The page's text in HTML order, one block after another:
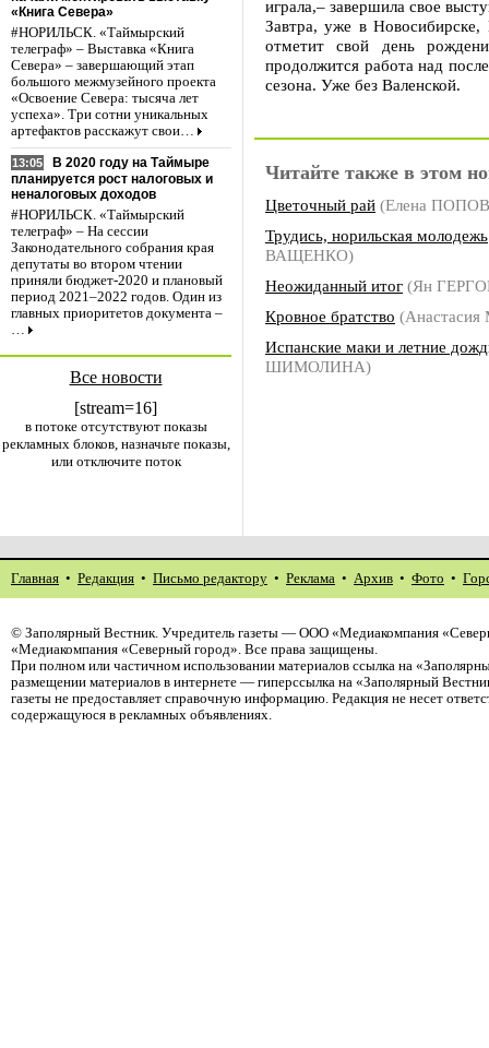
«Книга Севера»
#НОРИЛЬСК. «Таймырский
телеграф» – Выставка «Книга
Севера» – завершающий этап
большого межмузейного проекта
«Освоение Севера: тысяча лет
успеха». Три сотни уникальных
артефактов расскажут свои…
13:05
В 2020 году на Таймыре
планируется рост налоговых и
неналоговых доходов
#НОРИЛЬСК. «Таймырский
телеграф» – На сессии
Законодательного собрания края
депутаты во втором чтении
приняли бюджет-2020 и плановый
период 2021–2022 годов. Один из
главных приоритетов документа –
…
Все новости
[stream=16]
в потоке отсутствуют показы
рекламных блоков, назначьте показы,
или отключите поток
играла,– завершила свое
Завтра, уже в Новосибирске,
отметит свой день
продолжится работа над
сезона. Уже без Валенской.
Читайте также в этом
Цветочный рай (Елена
Трудись, норильская молодежь
ВАЩЕНКО)
Неожиданный итог (Ян
Кровное братство
Испанские маки и летние
ШИМОЛИНА)
Главная • Редакция • Письмо редактору • Реклама • Архив • Фото •
© Заполярный Вестник. Учредитель газеты — ООО «Медиакомпания
«Медиакомпания «Северный город». Все права защищены.
При полном или частичном использовании материалов ссылка на
размещении материалов в интернете — гиперссылка на «Заполярный
газеты не предоставляет справочную информацию. Редакция не несет
содержащуюся в рекламных объявлениях.